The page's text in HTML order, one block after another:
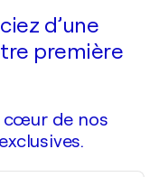
d’une
première
cœur de nos